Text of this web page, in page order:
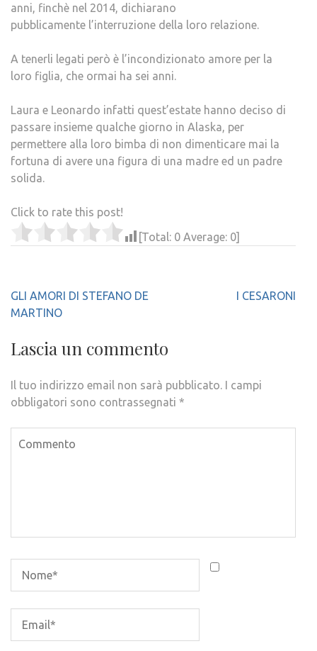
anni, finchè nel 2014, dichiarano
pubblicamente l’interruzione della loro relazione.
A tenerli legati però è l’incondizionato amore per la
loro figlia, che ormai ha sei anni.
Laura e Leonardo infatti quest’estate hanno deciso di
passare insieme qualche giorno in Alaska, per
permettere alla loro bimba di non dimenticare mai la
fortuna di avere una figura di una madre ed un padre
solida.
Click to rate this post!
[Total: 0 Average: 0]
Navigazione
articoli
GLI AMORI DI STEFANO DE
MARTINO
I CESARONI
Lascia un commento
Il tuo indirizzo email non sarà pubblicato. I campi
obbligatori sono contrassegnati *